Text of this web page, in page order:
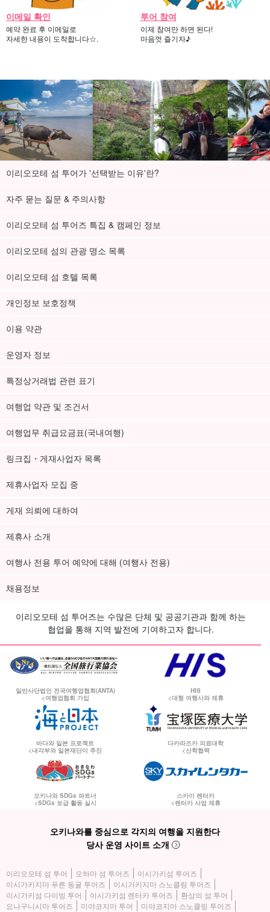
이메일 확인
예약 완료 후 이메일로
자세한 내용이 도착합니다☆.
투어 참여
이제 참여만 하면 된다!
마음껏 즐기자♪
이리오모테 섬 투어가 '선택받는 이유'란?
자주 묻는 질문 & 주의사항
이리오모테 섬 투어즈 특집 & 캠페인 정보
이리오모테 섬의 관광 명소 목록
이리오모테 섬 호텔 목록
개인정보 보호정책
이용 약관
운영자 정보
특정상거래법 관련 표기
여행업 약관 및 조건서
여행업무 취급요금표(국내여행)
링크집・게재사업자 목록
제휴사업자 모집 중
게재 의뢰에 대하여
제휴사 소개
여행사 전용 투어 예약에 대해 (여행사 전용)
채용정보
이리오모테 섬 투어즈는 수많은 단체 및 공공기관과 함께 하는
협업을 통해 지역 발전에 기여하고자 합니다.
일반사단법인 전국여행업협회(ANTA)
<여행업협회 가입
HIS
<대형 여행사와 제휴
바다와 일본 프로젝트
<내각부와 일본재단이 추진
다카라즈카 의료대학
<산학협력
오키나와 SDGs 파트너
<SDGs 보급 활동 실시
스카이 렌터카
<렌터카 사업 제휴
오키나와를 중심으로 각지의 여행을 지원한다
당사 운영 사이트 소개
이리오모테 섬 투어 오하마 섬 투어즈
이시가키섬 투어즈
이시가키지마 푸른 동굴 투어즈
이시가키지마 스노클링 투어즈
이시가키섬 다이빙 투어
이시가키섬 렌터카 투어즈
환상의 섬 투어
요나구니시마 투어즈
미야코지마 투어
미야코지마 스노클링 투어즈